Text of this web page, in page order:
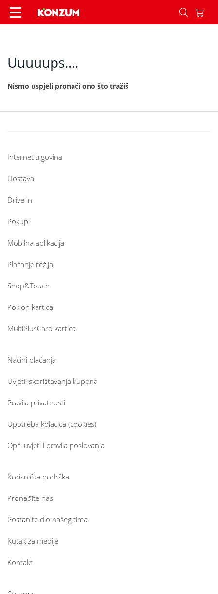
404 - Konzum
Uuuuups....
Nismo uspjeli pronaći ono što tražiš
Internet trgovina
Dostava
Drive in
Pokupi
Mobilna aplikacija
Plaćanje režija
Shop&Touch
Poklon kartica
MultiPlusCard kartica
Načini plaćanja
Uvjeti iskorištavanja kupona
Pravila privatnosti
Upotreba kolačića (cookies)
Opći uvjeti i pravila poslovanja
Korisnička podrška
Pronađite nas
Postanite dio našeg tima
Kutak za medije
Kontakt